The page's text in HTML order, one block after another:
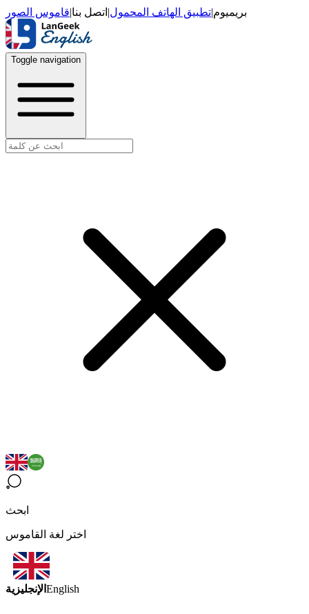
بريميوم|تطبيق الهاتف المحمول| اتصل بنا|قاموس الصور
Toggle navigation
ابحث
اختر لغة القاموس
الإنجليزية English